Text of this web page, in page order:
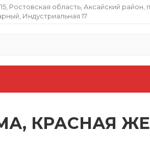
Ростовская область​, Аксайский район,
Индустриальная 17
КРАСНАЯ